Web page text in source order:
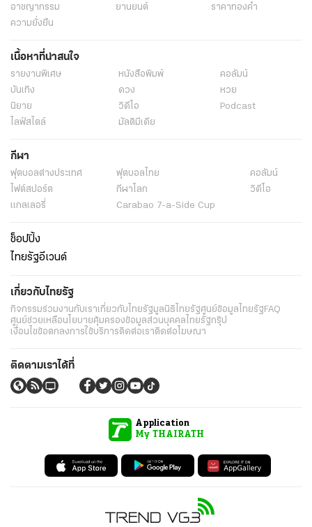
อาชญากรรม
ยานยนต์
ราคาทองคำ
ความยั่งยืน
เนื้อหาที่น่าสนใจ
รายงานพิเศษ หนังสือพิมพ์
คอลัมน์
บันเทิง
ดวง
หวย
นิยาย
วิดีโอ
Podcast
ไลฟ์สไตล์
มัลติมีเดีย
กีฬา
ฟุตบอลต่่างประเทศ ฟุตบอลไทย
คอลัมน์
ไฟต์สปอร์ต
กีฬาโลก
วิดีโอ
แกลเลอรี่
Carabao 7-a-Side Cup
ช็อปปิ้ง
ไทยรัฐอีเวนต์
เกี่ยวกับไทยรัฐ
กิจกรรมร่วมงานกับเราเกี่ยวกับไทยรัฐมูลนิธิไทยรัฐศูนย์ข้อมูลไทยรัฐFAQ
ศูนย์ช่วยเหลือนโยบายคุ้มครองข้อมูลส่วนบุคคลไทยรัฐกรุ๊ป
เงื่อนไขข้อตกลงการใช้บริการติดต่อเราติดต่อโฆษณา
ติดตามเราได้ที่
Application
My THAIRATH